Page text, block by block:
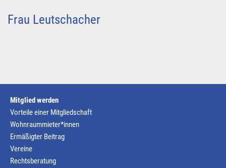
UNSER VEREIN
UNSER SERVICE FÜR SIE
Frau Leutschacher
Mitglied werden
Vorteile einer Mitgliedschaft
Wohnraummieter*innen
Ermäßigter Beitrag
Vereine
Rechtsberatung